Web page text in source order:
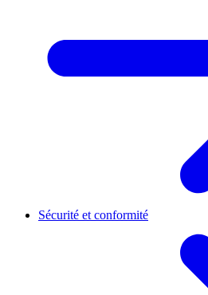
Sécurité et conformité